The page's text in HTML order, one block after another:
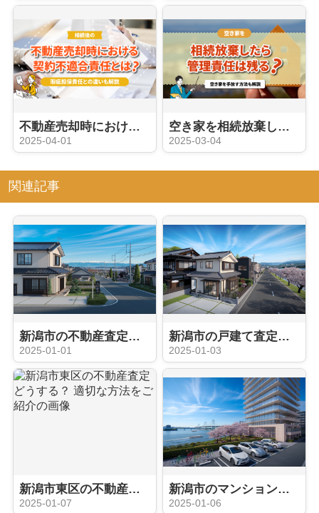
不動産売却時における契約不適合責任とは？瑕疵担保責任との違いも解説
2025-04-01
空き家を相続放棄したら管理責任は残る？空き家を手放す方法も解説
2025-03-04
関連記事
新潟市の不動産査定どう進める？ 適切な進め方をご紹介
2025-01-01
新潟市の戸建て査定のコツとは？ 適正価格の出し方をご紹介
2025-01-03
新潟市東区の不動産査定どうする？ 適切な方法をご紹介
2025-01-07
新潟市のマンション査定どうする？ 正しい方法と注意点をご紹介
2025-01-06